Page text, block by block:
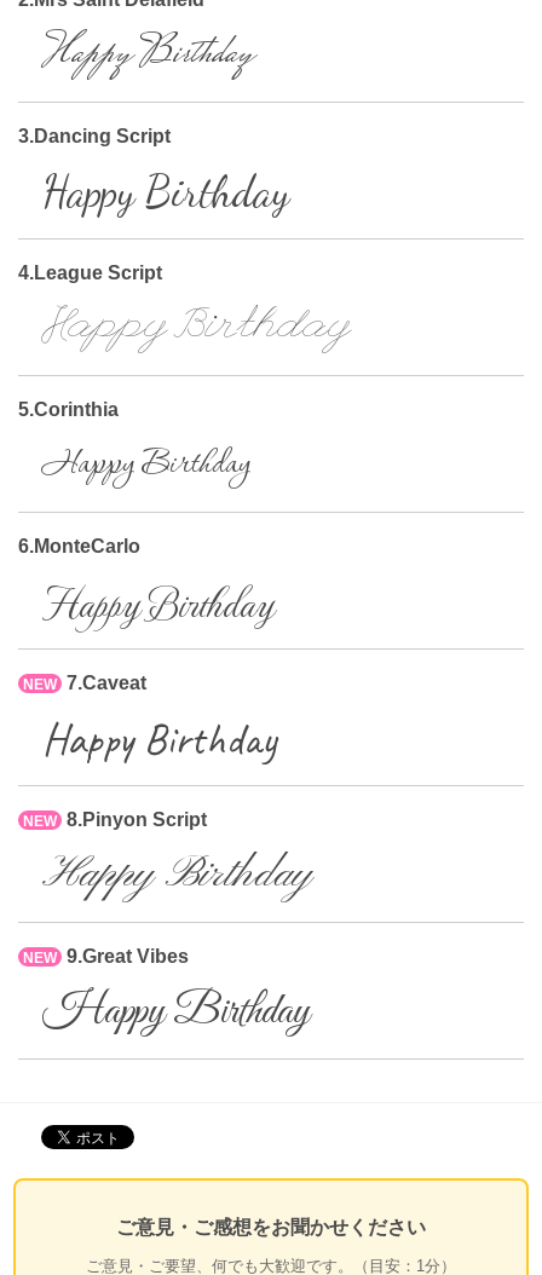
Happy Birthday
3.Dancing Script
Happy Birthday
4.League Script
Happy Birthday
5.Corinthia
Happy Birthday
6.MonteCarlo
Happy Birthday
NEW 7.Caveat
Happy Birthday
NEW 8.Pinyon Script
Happy Birthday
NEW 9.Great Vibes
Happy Birthday
ご意見・ご感想をお聞かせください
ご意見・ご要望、何でも大歓迎です。（目安：1分）